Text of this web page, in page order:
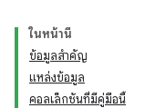
ในหน้านี้
ข้อมูลสำคัญ
แหล่งข้อมูล
คอลเล็กชันที่มีคู่มือนี้